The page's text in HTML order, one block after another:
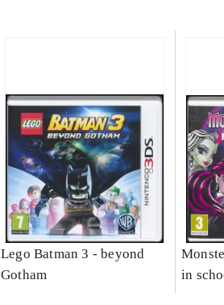
Lego Batman 3 - beyond
Gotham
in